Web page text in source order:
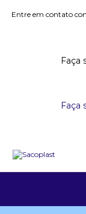
Entre em contato
Faça
Faça